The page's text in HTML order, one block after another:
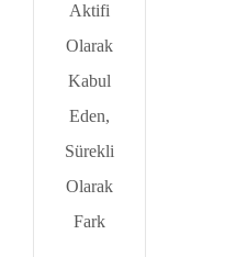
Aktifi
Olarak
Kabul
Eden,
Sürekli
Olarak
Fark